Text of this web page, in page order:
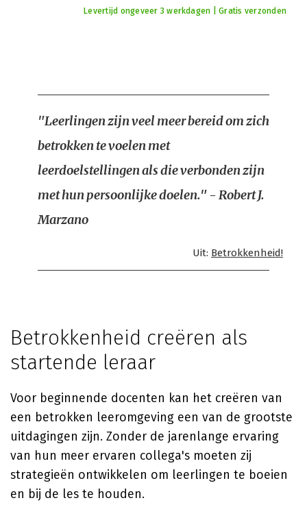
Levertijd ongeveer 3 werkdagen | Gratis verzonden
"Leerlingen zijn veel meer bereid om zich
betrokken te voelen met
leerdoelstellingen als die verbonden zijn
met hun persoonlijke doelen." - Robert J.
Marzano
Uit: Betrokkenheid!
Betrokkenheid creëren als
startende leraar
Voor beginnende docenten kan het creëren van
een betrokken leeromgeving een van de grootste
uitdagingen zijn. Zonder de jarenlange ervaring
van hun meer ervaren collega's moeten zij
strategieën ontwikkelen om leerlingen te boeien
en bij de les te houden.